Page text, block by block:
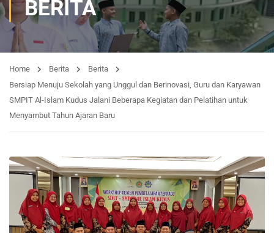
BERITA
Home Berita
Berita
Bersiap Menuju Sekolah yang Unggul dan Berinovasi, Guru dan Karyawan
SMPIT Al-Islam Kudus Jalani Beberapa Kegiatan dan Pelatihan untuk
Menyambut Tahun Ajaran Baru